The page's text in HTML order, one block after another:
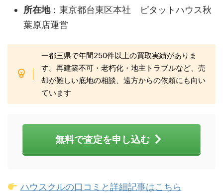
所在地：東京都台東区本社 ピタットハウス秋
葉原店運営
一都三県で年間250件以上の買取実績がありま
す。再建築不可・老朽化・地主トラブルなど、売
却が難しい底地の相談、遠方からの依頼にも向い
ています
無料で査定を申し込む
ハウスクルの口コミと詳細記事はこちら